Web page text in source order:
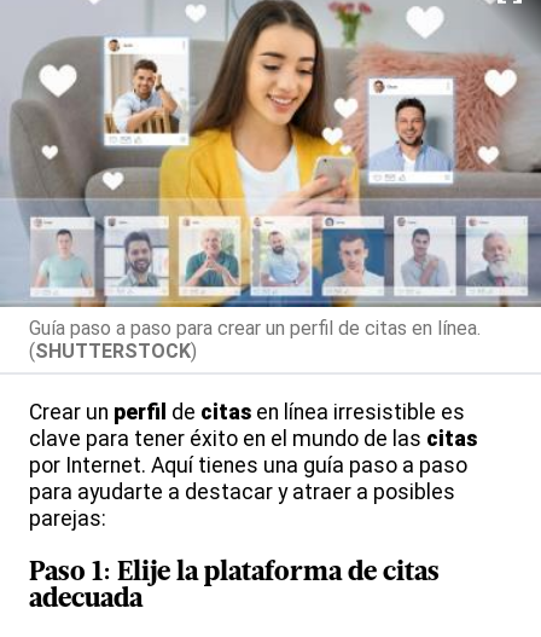
Guía paso a paso para crear un perfil de citas en línea.
(SHUTTERSTOCK)
Crear un perfil de citas en línea irresistible es
clave para tener éxito en el mundo de las citas
por Internet. Aquí tienes una guía paso a paso
para ayudarte a destacar y atraer a posibles
parejas:
Paso 1: Elije laplataformade citas
adecuada